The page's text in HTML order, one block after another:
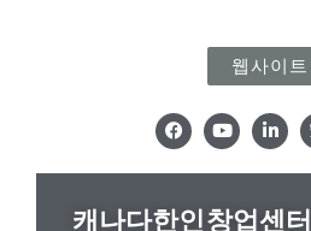
웹사이트
F
a
c
e
o
Y
o
u
t
b
L
i
n
k
d
캐나다한인창업센터